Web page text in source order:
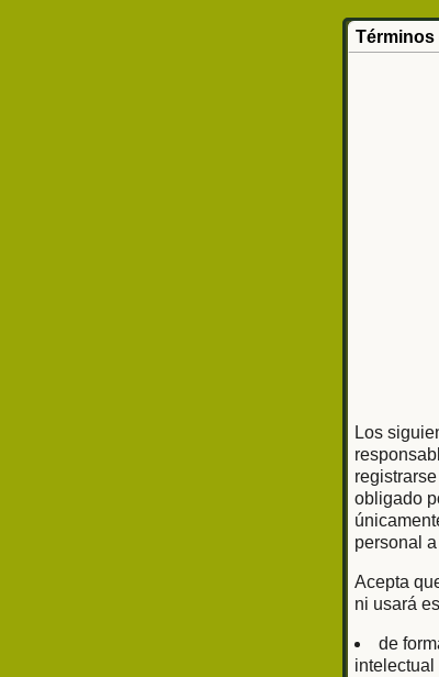
Los
obligado
personal
Acepta
ni usará
de
intelectual